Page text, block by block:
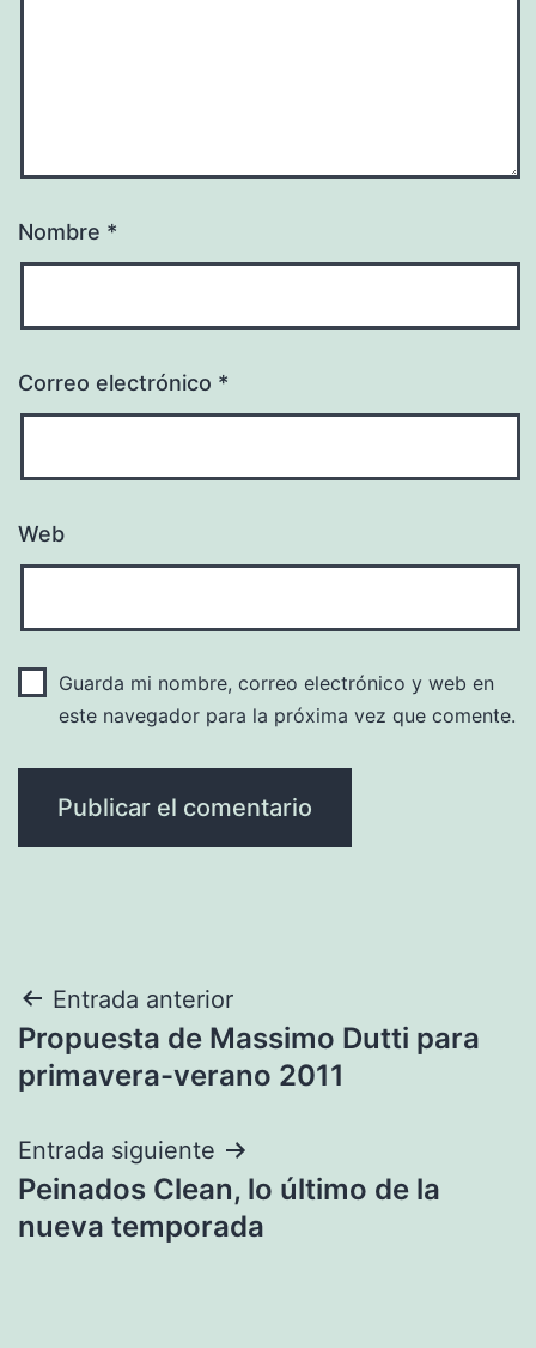
Nombre *
Correo electrónico *
Web
Guarda mi nombre, correo electrónico y web en
este navegador para la próxima vez que comente.
Navegación
de
Entrada anterior
Propuesta de Massimo Dutti para
primavera-verano 2011
Entrada siguiente
Peinados Clean, lo último de la
nueva temporada